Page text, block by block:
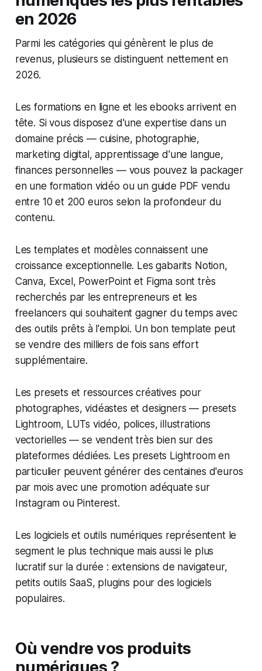
en 2026
Parmi les catégories qui génèrent le plus de
revenus, plusieurs se distinguent nettement en
2026.
Les formations en ligne et les ebooks arrivent en
tête. Si vous disposez d'une expertise dans un
domaine précis — cuisine, photographie,
marketing digital, apprentissage d'une langue,
finances personnelles — vous pouvez la packager
en une formation vidéo ou un guide PDF vendu
entre 10 et 200 euros selon la profondeur du
contenu.
Les templates et modèles connaissent une
croissance exceptionnelle. Les gabarits Notion,
Canva, Excel, PowerPoint et Figma sont très
recherchés par les entrepreneurs et les
freelancers qui souhaitent gagner du temps avec
des outils prêts à l'emploi. Un bon template peut
se vendre des milliers de fois sans effort
supplémentaire.
Les presets et ressources créatives pour
photographes, vidéastes et designers — presets
Lightroom, LUTs vidéo, polices, illustrations
vectorielles — se vendent très bien sur des
plateformes dédiées. Les presets Lightroom en
particulier peuvent générer des centaines d'euros
par mois avec une promotion adéquate sur
Instagram ou Pinterest.
Les logiciels et outils numériques représentent le
segment le plus technique mais aussi le plus
lucratif sur la durée : extensions de navigateur,
petits outils SaaS, plugins pour des logiciels
populaires.
Où vendre vos produits